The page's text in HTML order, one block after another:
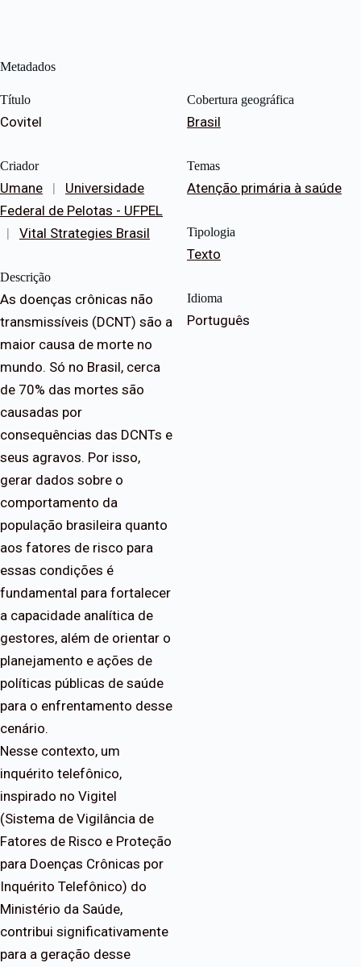
Metadados
Título
Covitel
Criador
Umane |
Universidade
Federal de Pelotas - UFPEL
|
Vital Strategies Brasil
Descrição
As doenças crônicas não
transmissíveis (DCNT) são a
maior causa de morte no
mundo. Só no Brasil, cerca
de 70% das mortes são
causadas por
consequências das DCNTs e
seus agravos. Por isso,
gerar dados sobre o
comportamento da
população brasileira quanto
aos fatores de risco para
essas condições é
fundamental para fortalecer
a capacidade analítica de
gestores, além de orientar o
planejamento e ações de
políticas públicas de saúde
para o enfrentamento desse
cenário.
Nesse contexto, um
inquérito telefônico,
inspirado no Vigitel
(Sistema de Vigilância de
Fatores de Risco e Proteção
para Doenças Crônicas por
Inquérito Telefônico) do
Ministério da Saúde,
contribui significativamente
para a geração desse
Cobertura geográfica
Brasil
Temas
Atenção primária à saúde
Tipologia
Texto
Idioma
Português